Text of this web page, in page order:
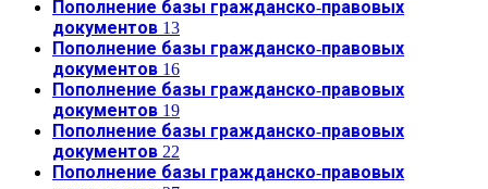
Пополнение базы гражданско-правовых
документов 13
Пополнение базы гражданско-правовых
документов 16
Пополнение базы гражданско-правовых
документов 19
Пополнение базы гражданско-правовых
документов 22
Пополнение базы гражданско-правовых